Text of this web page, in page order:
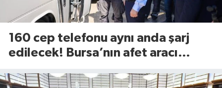
160 cep telefonu aynı anda şarj
edilecek! Bursa’nın afet aracı